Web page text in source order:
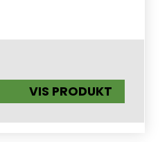
VIS PRODUKT